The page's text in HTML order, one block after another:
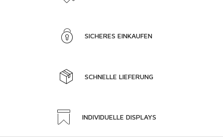
SICHERES EINKAUFEN
SCHNELLE LIEFERUNG
INDIVIDUELLE DISPLAYS